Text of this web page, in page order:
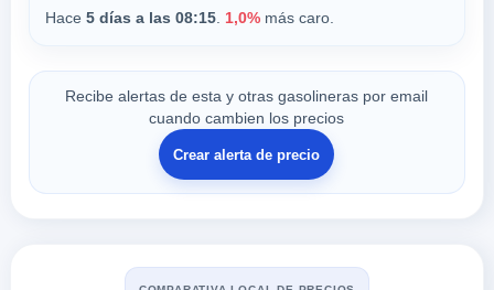
Hace 5 días a las 08:15. 1,0%más caro.
Recibe alertas de esta y otras gasolineras por email
cuando cambien los precios
Crear alerta de precio